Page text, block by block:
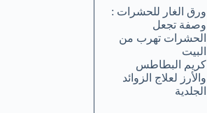
ورق الغار للحشرات :
وصفة تجعل
الحشرات تهرب من
البيت
كريم البطاطس
والأرز لعلاج الزوائد
الجلدية